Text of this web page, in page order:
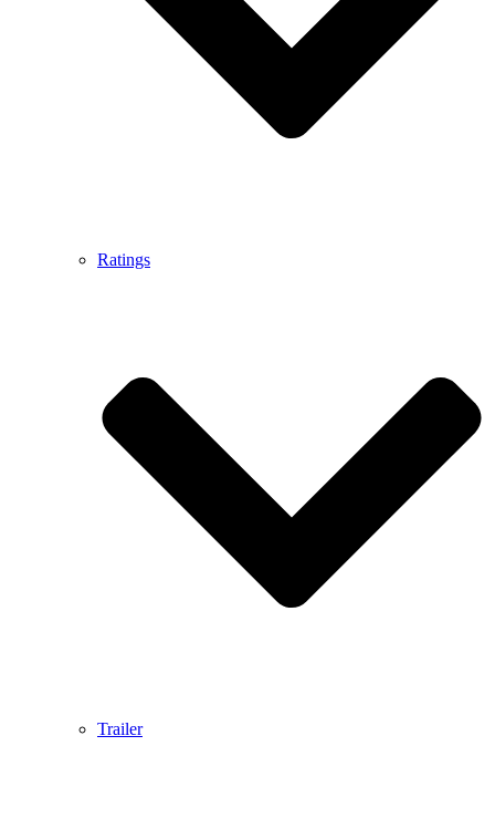
Ratings
Trailer